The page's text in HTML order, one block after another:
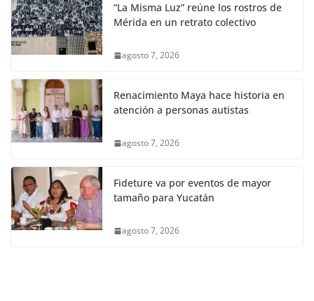
“La Misma Luz” reúne los rostros de
Mérida en un retrato colectivo
agosto 7, 2026
Renacimiento Maya hace historia en
atención a personas autistas
agosto 7, 2026
Fideture va por eventos de mayor
tamaño para Yucatán
agosto 7, 2026